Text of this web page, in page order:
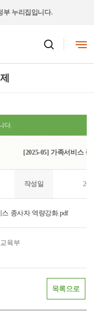
부 누리집입니다.
[2025-05] 가족서비스
작성일
스 종사자 역량강화.pdf
육부
목록으로